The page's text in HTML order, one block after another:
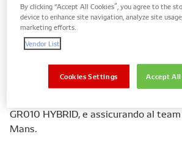
Sébastien Buemi, Brendon Hartley e
GR010 HYBRID, completando i 380
ai vincitori dello scorso anno, Mike
GR010 HYBRID, e assicurando al
Mans.
By clicking “Accept All Cookies”, you agree to the
device to enhance site navigation, analyze site
marketing efforts.
Vendor List
Accept
Cookies Settings